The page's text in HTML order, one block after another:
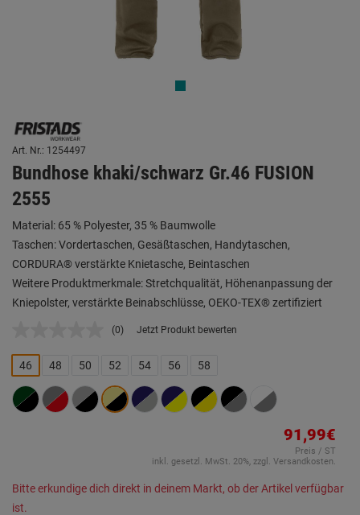
Art. Nr.: 1254497
Bundhose khaki/schwarz Gr.46 FUSION
2555
Material: 65 % Polyester, 35 % Baumwolle
Taschen: Vordertaschen, Gesäßtaschen, Handytaschen,
CORDURA® verstärkte Knietasche, Beintaschen
Weitere Produktmerkmale: Stretchqualität, Höhenanpassung der
Kniepolster, verstärkte Beinabschlüsse, OEKO-TEX® zertifiziert
Kein
Link
auf
derselben
Seite.
(0) Jetzt Produkt bewerten
46 48 50 52 54 56 58
91,99€
Preis / ST
inkl. gesetzl. MwSt. 20%, zzgl. Versandkosten.
Bitte erkundige dich direkt in deinem Markt, ob der Artikel verfügbar
ist.